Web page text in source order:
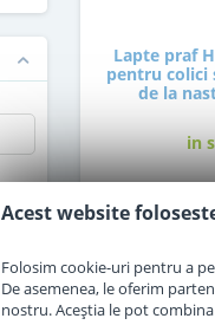
Lapte praf
pentru colici
de la
in
47
Acest website
Folosim cookie-uri pentru a
De asemenea, le oferim
nostru. Aceștia le pot